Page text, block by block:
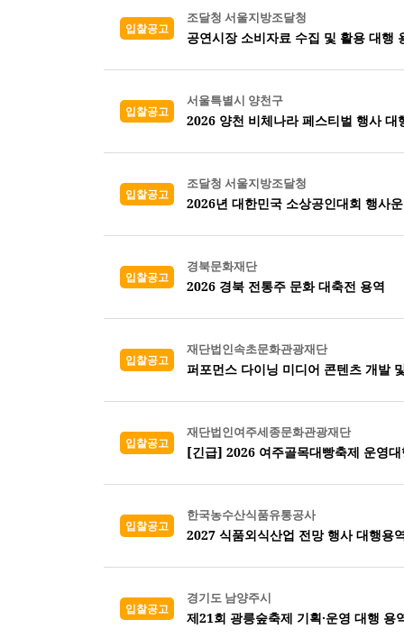
입찰공고
조달청 서울지방조달청
공연시장 소비자료 수집 및 활용 대행
입찰공고
서울특별시 양천구
2026 양천 비체나라 페스티벌 행사 대
입찰공고
조달청 서울지방조달청
2026년 대한민국 소상공인대회 행사
입찰공고
경북문화재단
2026 경북 전통주 문화 대축전 용역
입찰공고
재단법인속초문화관광재단
퍼포먼스 다이닝 미디어 콘텐츠 개발
입찰공고
재단법인여주세종문화관광재단
[긴급] 2026 여주골목대빵축제 운영
입찰공고
한국농수산식품유통공사
2027 식품외식산업 전망 행사 대행용
입찰공고
경기도 남양주시
제21회 광릉숲축제 기획·운영 대행 용